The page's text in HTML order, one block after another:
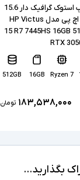
لپ تاپ استوک گرافیک دار 15.6
اینچی اچ پی مدل HP Victus
15 R7 7445HS 16GB
RTX
Ryzen 7
16GB
512GB
۱۸۳,۵۳۸,۰۰۰ تومان
بگذارید...